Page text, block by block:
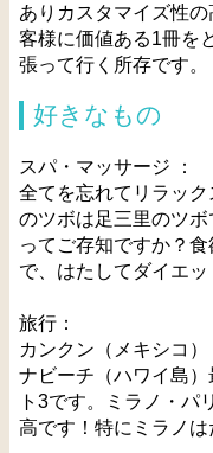
ありカスタマイズ性
客様に価値ある1冊を
張って行く所存です。
好きなもの
スパ・マッサージ ：
全てを忘れてリラッ
のツボは足三里のツ
ってご存知ですか？
で、はたしてダイエ
旅行：
カンクン（メキシコ
ナビーチ（ハワイ島
ト3です。ミラノ・パ
高です！特にミラノは